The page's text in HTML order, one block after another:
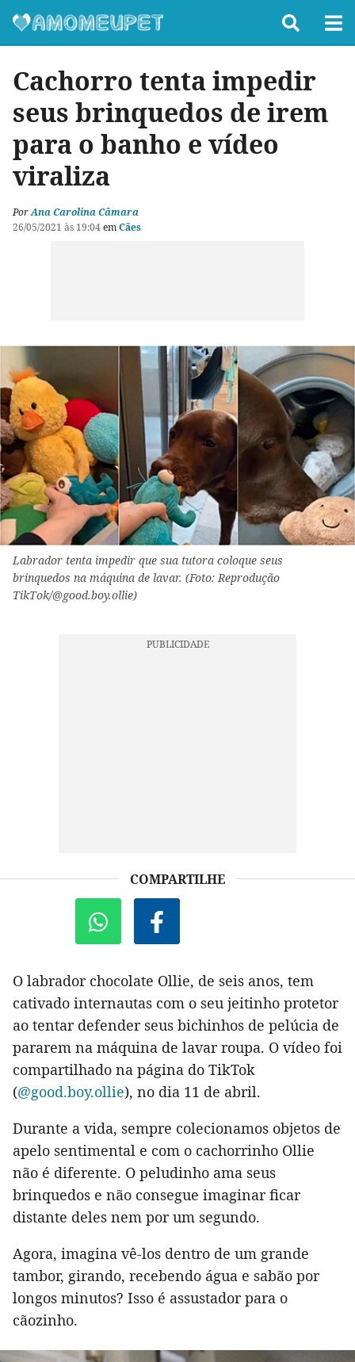
Cachorro tenta impedir
seus brinquedos de irem
para o banho e vídeo
viraliza
PorAna Carolina Câmara
26/05/2021 às 19:04emCães
Labrador tenta impedir que sua tutora coloque seus
brinquedos na máquina de lavar. (Foto: Reprodução
TikTok/@good.boy.ollie)
COMPARTILHE
O labrador chocolate Ollie, de seis anos, tem
cativado internautas com o seu jeitinho protetor
ao tentar defender seus bichinhos de pelúcia de
pararem na máquina de lavar roupa. O vídeo foi
compartilhado na página do TikTok
(@good.boy.ollie), no dia 11 de abril.
Durante a vida, sempre colecionamos objetos de
apelo sentimental e com o cachorrinho Ollie
não é diferente. O peludinho ama seus
brinquedos e não consegue imaginar ficar
distante deles nem por um segundo.
Agora, imagina vê-los dentro de um grande
tambor, girando, recebendo água e sabão por
longos minutos? Isso é assustador para o
cãozinho.